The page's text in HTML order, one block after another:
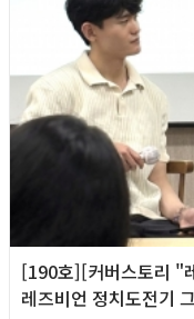
[190호][커버스토리 "
레즈비언 정치도전기